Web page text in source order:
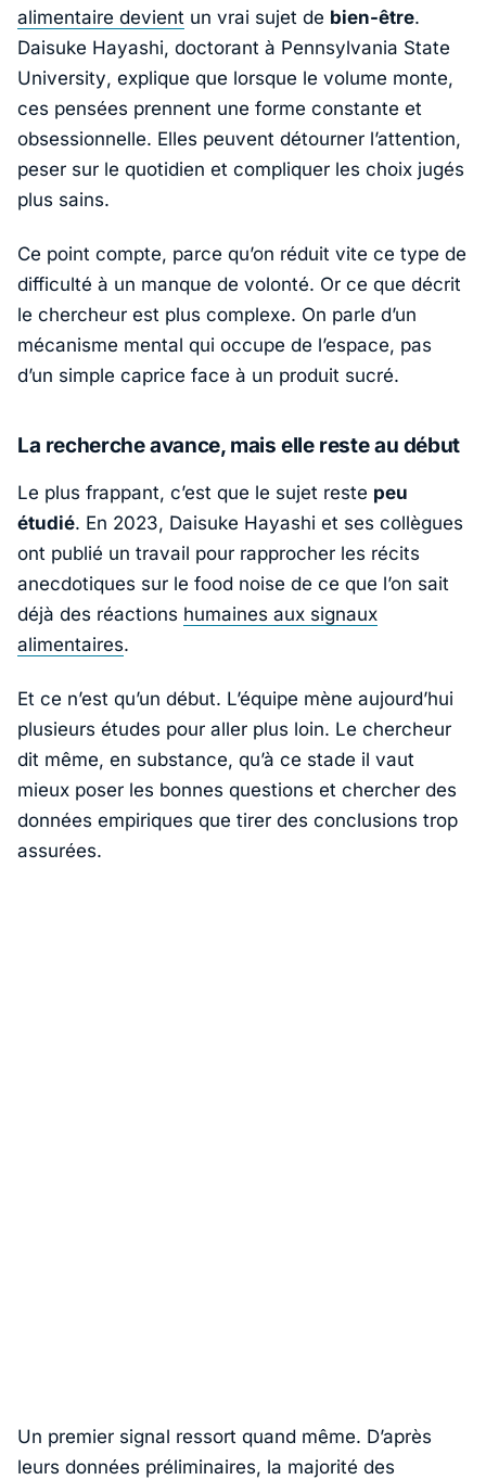
alimentaire devient un vrai sujet de bien-être.
Daisuke Hayashi, doctorant à Pennsylvania State
University, explique que lorsque le volume monte,
ces pensées prennent une forme constante et
obsessionnelle. Elles peuvent détourner l’attention,
peser sur le quotidien et compliquer les choix jugés
plus sains.
Ce point compte, parce qu’on réduit vite ce type de
difficulté à un manque de volonté. Or ce que décrit
le chercheur est plus complexe. On parle d’un
mécanisme mental qui occupe de l’espace, pas
d’un simple caprice face à un produit sucré.
La recherche avance, mais elle reste au début
Le plus frappant, c’est que le sujet reste peu
étudié. En 2023, Daisuke Hayashi et ses collègues
ont publié un travail pour rapprocher les récits
anecdotiques sur le food noise de ce que l’on sait
déjà des réactions humaines aux signaux
alimentaires.
Et ce n’est qu’un début. L’équipe mène aujourd’hui
plusieurs études pour aller plus loin. Le chercheur
dit même, en substance, qu’à ce stade il vaut
mieux poser les bonnes questions et chercher des
données empiriques que tirer des conclusions trop
assurées.
Un premier signal ressort quand même. D’après
leurs données préliminaires, la majorité des